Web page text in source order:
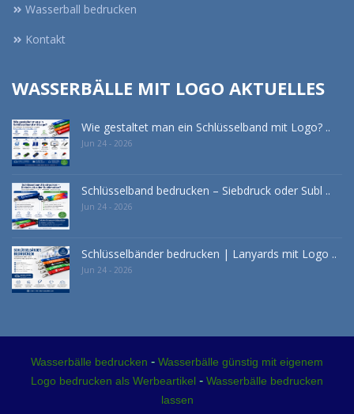
Wasserball bedrucken
Kontakt
WASSERBÄLLE MIT LOGO AKTUELLES
Wie gestaltet man ein Schlüsselband mit Logo? ..
Jun 24 - 2026
Schlüsselband bedrucken – Siebdruck oder Subl ..
Jun 24 - 2026
Schlüsselbänder bedrucken | Lanyards mit Logo ..
Jun 24 - 2026
Wasserbälle bedrucken - Wasserbälle günstig mit eigenem
Logo bedrucken als Werbeartikel - Wasserbälle bedrucken
lassen